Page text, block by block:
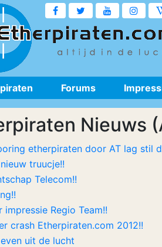
Forums
Nieuws
etherpiraten door AT lag stil
truucje!!
Telecom!!
impressie Regio Team!!
crash Etherpiraten.com 2012!!
even uit de lucht